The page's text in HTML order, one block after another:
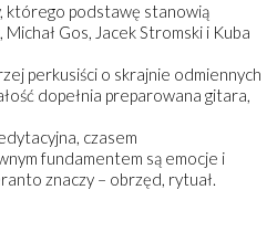
którego podstawę stanowią
Gos, Jacek Stromski i Kuba
perkusiści o skrajnie odmiennych
dopełnia preparowana gitara,
czasem
fundamentem są emocje i
znaczy – obrzęd, rytuał.